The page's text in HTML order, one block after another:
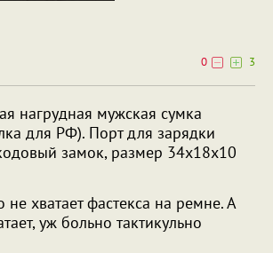
0
3
нагрудная мужская сумка
для РФ). Порт для зарядки
замок, размер 34х18х10
хватает фастекса на ремне. А
уж больно тактикульно